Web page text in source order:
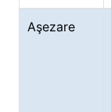
Aşezare